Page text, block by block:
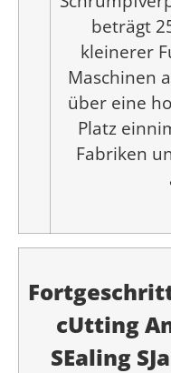
beträgt
kleinerer
Maschinen
über eine
Platz
Fabriken
cUtting A
SEaling S